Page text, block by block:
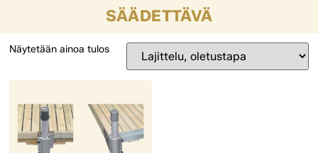
SÄÄDETTÄVÄ
Näytetään ainoa tulos